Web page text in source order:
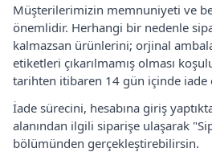
Müşterilerimizin memnuniyeti ve
önemlidir. Herhangi bir nedenle
kalmazsan ürünlerini; orjinal
etiketleri çıkarılmamış olması
tarihten itibaren 14 gün içinde iade
İade sürecini, hesabına giriş
alanından ilgili siparişe ulaşarak
bölümünden gerçekleştirebilirsin.